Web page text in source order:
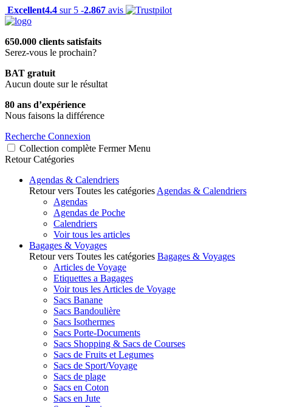
Excellent4.4 sur 5 -2.867 avis
650.000 clients satisfaits
Serez-vous le prochain?
BAT gratuit
Aucun doute sur le résultat
80 ans d’expérience
Nous faisons la différence
Recherche Connexion
Collection complète Fermer Menu
Retour Catégories
Agendas & Calendriers
Retour vers Toutes les catégories Agendas & Calendriers
Agendas
Agendas de Poche
Calendriers
Voir tous les articles
Bagages & Voyages
Retour vers Toutes les catégories Bagages & Voyages
Articles de Voyage
Etiquettes a Bagages
Voir tous les Articles de Voyage
Sacs Banane
Sacs Bandoulière
Sacs Isothermes
Sacs Porte-Documents
Sacs Shopping & Sacs de Courses
Sacs de Fruits et Legumes
Sacs de Sport/Voyage
Sacs de plage
Sacs en Coton
Sacs en Jute